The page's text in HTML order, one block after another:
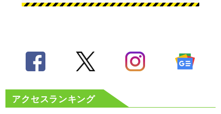
アクセスランキング